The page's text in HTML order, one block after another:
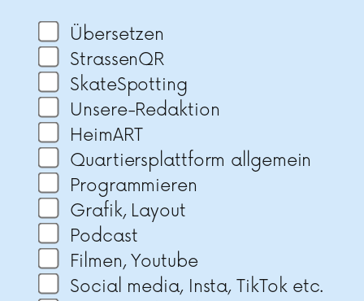
Übersetzen
StrassenQR
SkateSpotting
Unsere-Redaktion
HeimART
Quartiersplattform allgemein
Programmieren
Grafik, Layout
Podcast
Filmen, Youtube
Social media, Insta, TikTok etc.